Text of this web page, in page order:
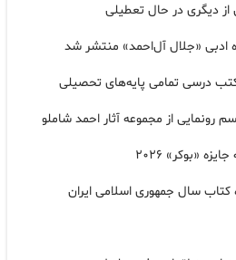
دیگری در حال تعطیلی
ادبی «جلال آل‌احمد» منتشر شد
درسی تمامی پایه‌های تحصیلی
رونمایی از مجموعه آثار احمد شاملو
«بوکر» ۲۰۲۶
کتاب سال جمهوری اسلامی ایران